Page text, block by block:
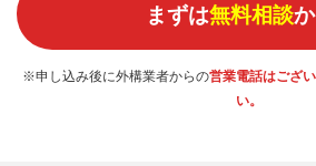
まずは無料相談
※申し込み後に外構業者からの営業電話はござ
い。